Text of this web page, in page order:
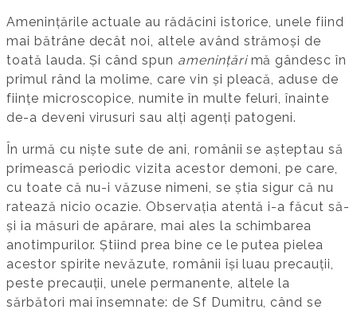
Amenințările actuale au rădăcini istorice, unele fiind
mai bătrâne decât noi, altele având strămoși de
toată lauda. Și când spun amenințărimă gândesc în
primul rând la molime, care vin și pleacă, aduse de
ființe microscopice, numite în multe feluri, înainte
de-a deveni virusuri sau alți agenți patogeni.
În urmă cu niște sute de ani, românii se așteptau să
primească periodic vizita acestor demoni, pe care,
cu toate că nu-i văzuse nimeni, se știa sigur că nu
ratează nicio ocazie. Observația atentă i-a făcut să-
și ia măsuri de apărare, mai ales la schimbarea
anotimpurilor. Știind prea bine ce le putea pielea
acestor spirite nevăzute, românii își luau precauții,
peste precauții, unele permanente, altele la
sărbători mai însemnate: de Sf Dumitru, când se